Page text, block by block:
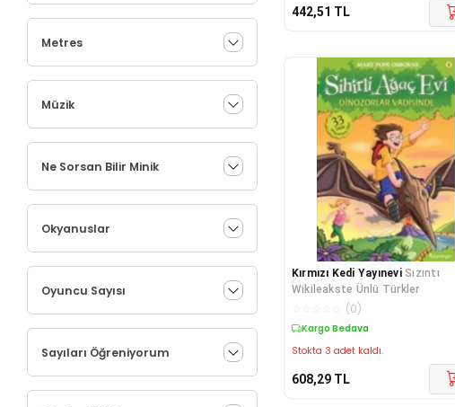
Metres
Müzik
Ne Sorsan Bilir Minik
Okyanuslar
Oyuncu Sayısı
Sayıları Öğreniyorum
442,51 TL
Kırmızı Kedi Yayınevi Sızıntı
Wikileakste Ünlü Türkler
(0)
Kargo Bedava
Stokta 3 adet kaldı.
608,29 TL